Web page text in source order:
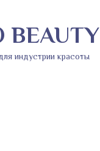
BEAUTY
индустрии красоты